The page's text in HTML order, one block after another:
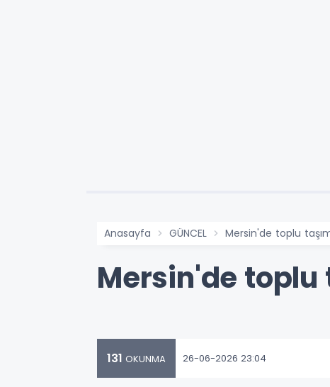
Anasayfa GÜNCEL Mersin'de toplu
Mersin'de toplu
131 OKUNMA 26-06-2026 23:04